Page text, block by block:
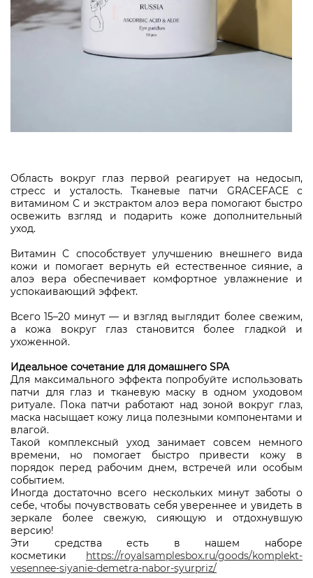
Область вокруг глаз первой реагирует на недосып,
стресс и усталость. Тканевые патчи GRACEFACE с
витамином С и экстрактом алоэ вера помогают быстро
освежить взгляд и подарить коже дополнительный
уход.
Витамин С способствует улучшению внешнего вида
кожи и помогает вернуть ей естественное сияние, а
алоэ вера обеспечивает комфортное увлажнение и
успокаивающий эффект.
Всего 15–20 минут — и взгляд выглядит более свежим,
а кожа вокруг глаз становится более гладкой и
ухоженной.
Идеальное сочетание для домашнего SPA
Для максимального эффекта попробуйте использовать
патчи для глаз и тканевую маску в одном уходовом
ритуале. Пока патчи работают над зоной вокруг глаз,
маска насыщает кожу лица полезными компонентами и
влагой.
Такой комплексный уход занимает совсем немного
времени, но помогает быстро привести кожу в
порядок перед рабочим днем, встречей или особым
событием.
Иногда достаточно всего нескольких минут заботы о
себе, чтобы почувствовать себя увереннее и увидеть в
зеркале более свежую, сияющую и отдохнувшую
версию!
Эти средства есть в нашем наборе
косметики https://royalsamplesbox.ru/goods/komplekt-
vesennee-siyanie-demetra-nabor-syurpriz/